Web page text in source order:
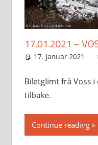
17.01.2021 –
17. januar 2021
Biletglimt frå Voss
tilbake.
Continue reading